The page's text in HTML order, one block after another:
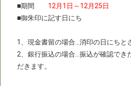
■期間 12月1日～12月25日
■御朱印に記す日にち
1、現金書留の場合…消印の日にちと
2、銀行振込の場合…振込が確認でき
だきます。